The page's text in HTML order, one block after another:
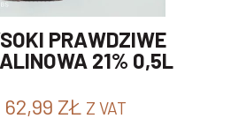
PRAWDZIWE
21% 0,5L
62,99 ZŁ Z VAT